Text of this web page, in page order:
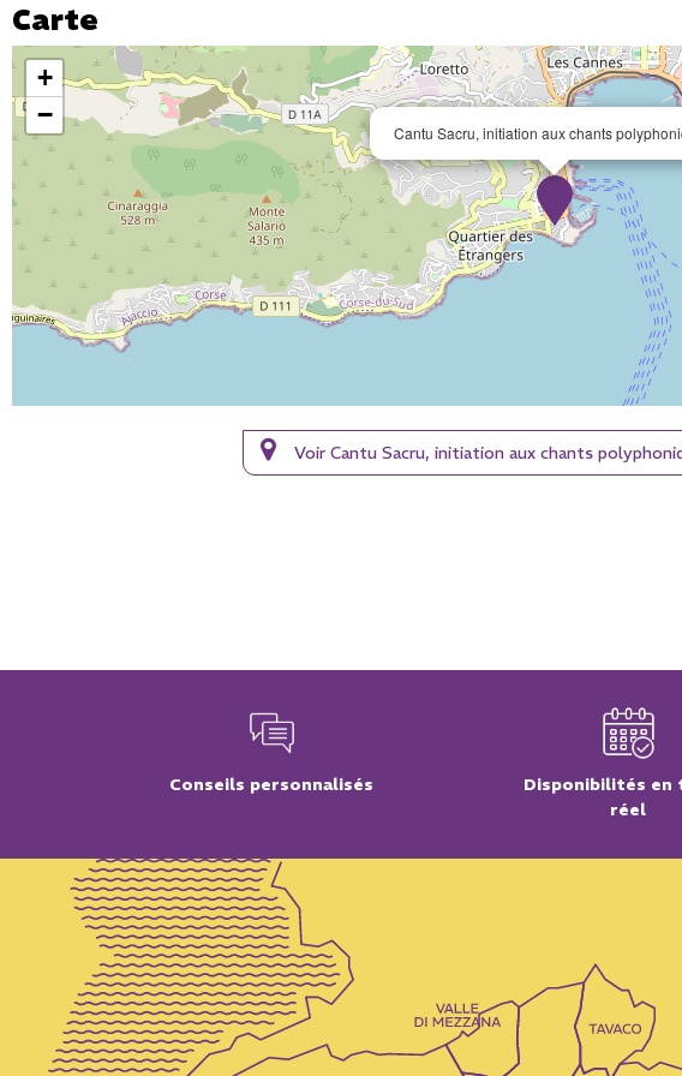
Carte
Cantu Sacru, initiation aux chants
+
−
Voir Cantu Sacru, initiation aux chants
Conseils personnalisés
Disponibilités en
réel